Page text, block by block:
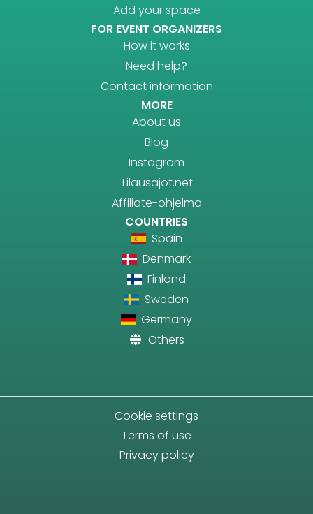
Add your space
FOR EVENT ORGANIZERS
How it works
Need help?
Contact information
MORE
About us
Blog
Instagram
Tilausajot.net
Affiliate-ohjelma
COUNTRIES
Spain
Denmark
Finland
Sweden
Germany
Others
Cookie settings
Terms of use
Privacy policy